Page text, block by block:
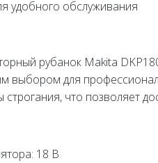
удобного обслуживания
рубанок Makita
выбором для
что позволяет
18 В